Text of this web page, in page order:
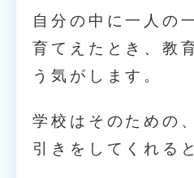
自分の中に一人の
育てえたとき、教
う気がします。
学校はそのための
引きをしてくれる